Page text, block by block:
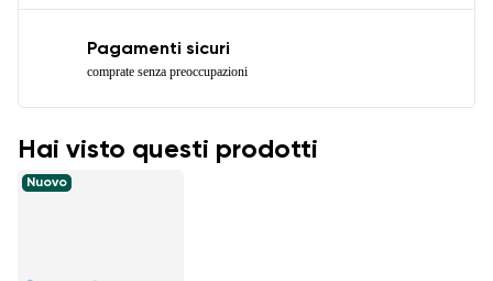
Pagamenti sicuri
comprate senza preoccupazioni
Hai visto questi prodotti
Nuovo